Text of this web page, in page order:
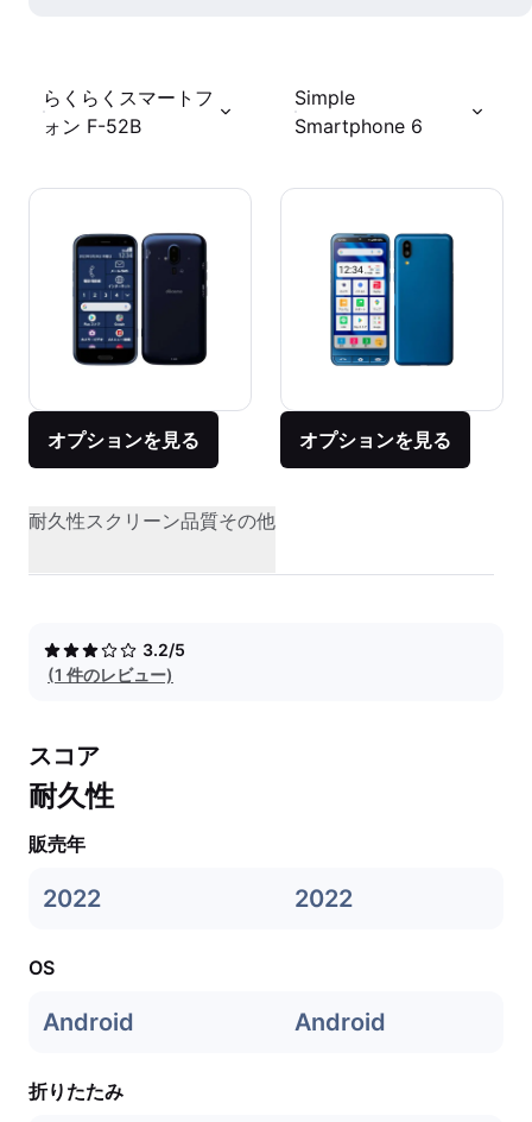
らくらくスマートフ
ォン F-52B
Simple
Smartphone 6
オプションを見る オプションを見る
耐久性スクリーン品質その他
3.2/5
(1 件のレビュー)
スコア
耐久性
販売年
2022 2022
OS
Android Android
折りたたみ